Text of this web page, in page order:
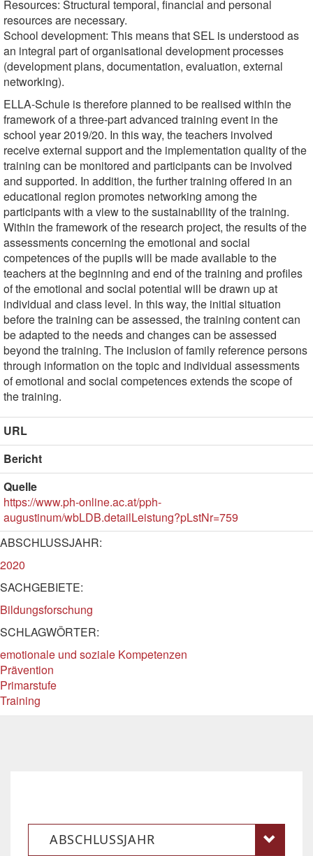
Resources: Structural temporal, financial and personal
resources are necessary.
School development: This means that SEL is understood as
an integral part of organisational development processes
(development plans, documentation, evaluation, external
networking).
ELLA-Schule is therefore planned to be realised within the
framework of a three-part advanced training event in the
school year 2019/20. In this way, the teachers involved
receive external support and the implementation quality of the
training can be monitored and participants can be involved
and supported. In addition, the further training offered in an
educational region promotes networking among the
participants with a view to the sustainability of the training.
Within the framework of the research project, the results of the
assessments concerning the emotional and social
competences of the pupils will be made available to the
teachers at the beginning and end of the training and profiles
of the emotional and social potential will be drawn up at
individual and class level. In this way, the initial situation
before the training can be assessed, the training content can
be adapted to the needs and changes can be assessed
beyond the training. The inclusion of family reference persons
through information on the topic and individual assessments
of emotional and social competences extends the scope of
the training.
URL
Bericht
Quelle
https://www.ph-online.ac.at/pph-
augustinum/wbLDB.detailLeistung?pLstNr=759
ABSCHLUSSJAHR:
2020
SACHGEBIETE:
Bildungsforschung
SCHLAGWÖRTER:
emotionale und soziale Kompetenzen
Prävention
Primarstufe
Training
ABSCHLUSSJAHR